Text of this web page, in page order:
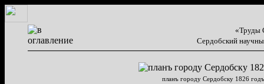
«Труды
Сердобский
планъ городу Сердобску 1826 годъ